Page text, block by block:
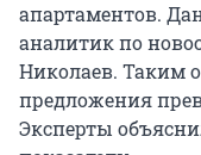
апартаментов.
аналитик по
Николаев. Таким
предложения
Эксперты